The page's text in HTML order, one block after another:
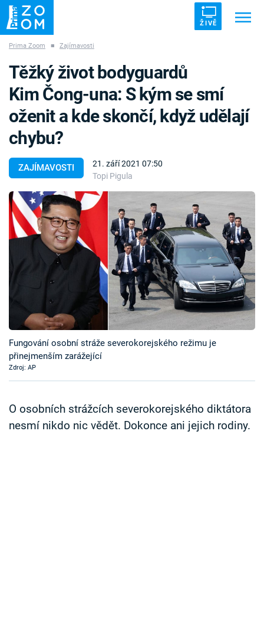
ŽIVĚ
ZÁHADY VETŘELCI DÁVNOVĚKU
Témata
Témata
Pořady
TV Program
Časopis
Sledujte prima+
Přihlášení
Prima Zoom ■ Zajímavosti
ZAJÍMAVOSTI
21. září 2021 07:50
Topi Pigula
Těžký život bodyguardů
Kim Čong-una: S kým se smí
oženit a kde skončí, když udělají
chybu?
Fungování osobní stráže severokorejského režimu je
přinejmenším zarážející
Zdroj: AP
O osobních strážcích severokorejského diktátora
nesmí nikdo nic vědět. Dokonce ani jejich rodiny.